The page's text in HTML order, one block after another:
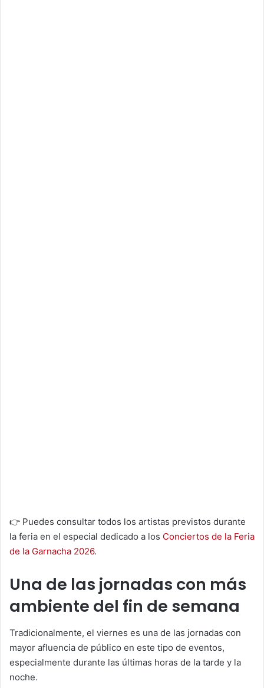
👉 Puedes consultar todos los artistas previstos durante
la feria en el especial dedicado a los Conciertos de la Feria
de la Garnacha 2026.
Una de las jornadas con más
ambiente del fin de semana
Tradicionalmente, el viernes es una de las jornadas con
mayor afluencia de público en este tipo de eventos,
especialmente durante las últimas horas de la tarde y la
noche.